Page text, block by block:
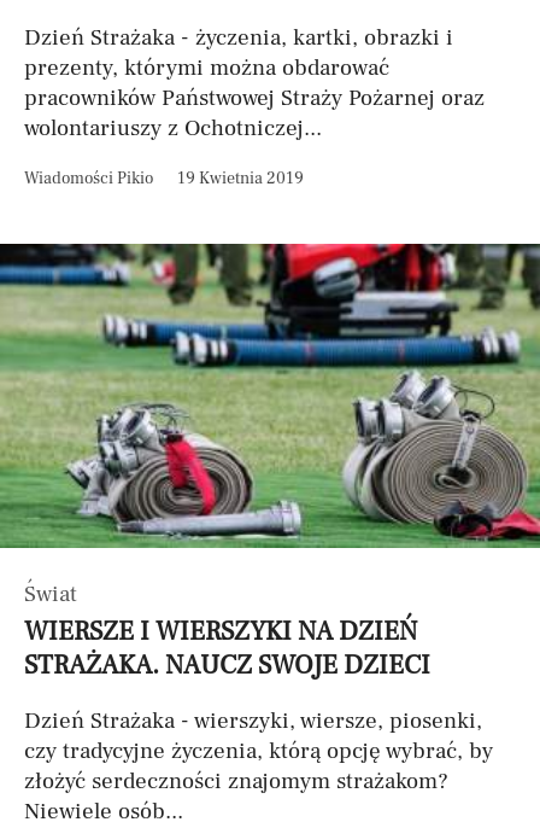
Dzień Strażaka - życzenia, kartki, obrazki i
prezenty, którymi można obdarować
pracowników Państwowej Straży Pożarnej oraz
wolontariuszy z Ochotniczej...
Wiadomości Pikio 19 Kwietnia 2019
Świat
WIERSZE I WIERSZYKI NA DZIEŃ
STRAŻAKA. NAUCZ SWOJE DZIECI
Dzień Strażaka - wierszyki, wiersze, piosenki,
czy tradycyjne życzenia, którą opcję wybrać, by
złożyć serdeczności znajomym strażakom?
Niewiele osób...